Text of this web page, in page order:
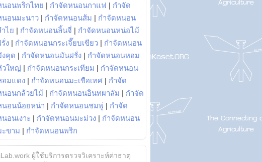
นอนพริกไทย | กำจัดหนอนกาแฟ | กำจัด
นอนมะนาว | กำจัดหนอนส้ม | กำจัดหนอน
ำไย | กำจัดหนอนลิ้นจี่ | กำจัดหนอนหน่อไม้
รั่ง | กำจัดหนอนกระเจี๊ยบเขียว | กำจัดหนอน
งคุด | กำจัดหนอนมันฝรั่ง | กำจัดหนอนหอม
วใหญ่ | กำจัดหนอนกระเทียม | กำจัดหนอน
อมแดง | กำจัดหนอนมะเขือเทศ | กำจัด
นอนกล้วยไม้ | กำจัดหนอนอินทผาลัม | กำจัด
นอนน้อยหน่า | กำจัดหนอนชมพู่ | กำจัด
อนเงาะ | กำจัดหนอนมะม่วง | กำจัดหนอน
ะขาม | กำจัดหนอนพริก
iLab.work ผู้ใช้บริการตรวจวิเคราะห์ค่าธาตุ